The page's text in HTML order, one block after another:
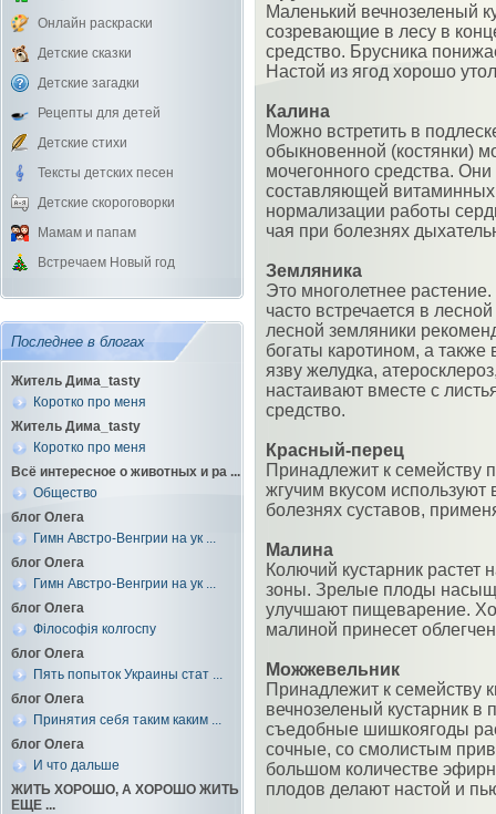
Онлайн раскраски
Детские сказки
Детские загадки
Рецепты для детей
Детские стихи
Тексты детских песен
Детские скороговорки
Мамам и папам
Встречаем Новый год
Последнее в блогах
Житель Дима_tasty
Коротко про меня
Житель Дима_tasty
Коротко про меня
Всё интересное о животных и ра ...
Общество
блог Олега
Гимн Австро-Венгрии на ук ...
блог Олега
Гимн Австро-Венгрии на ук ...
блог Олега
Філософія колгоспу
блог Олега
Пять попыток Украины стат ...
блог Олега
Принятия себя таким каким ...
блог Олега
И что дальше
ЖИТЬ ХОРОШО, А ХОРОШО ЖИТЬ
ЕЩЕ ...
Маленький вечнозеленый
созревающие в лесу в
средство. Брусника
Настой из ягод хорошо
Калина
Можно встретить в
обыкновенной (костянки)
мочегонного средства.
составляющей
нормализации работы
чая при болезнях
Земляника
Это многолетнее
часто встречается в
лесной земляники
богаты каротином, а
язву желудка,
настаивают вместе с
средство.
Красный-перец
Принадлежит к семейству
жгучим вкусом используют
болезнях суставов,
Малина
Колючий кустарник
зоны. Зрелые плоды
улучшают пищеварение.
малиной принесет
Можжевельник
Принадлежит к семейству
вечнозеленый кустарник
съедобные шишкоягоды
сочные, со смолистым
большом количестве
плодов делают настой и